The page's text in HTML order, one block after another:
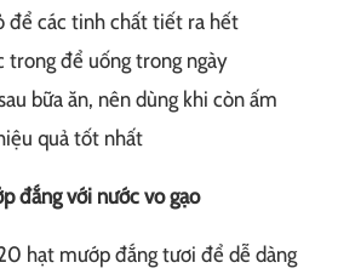
để các tinh chất tiết ra hết
trong để uống trong ngày
bữa ăn, nên dùng khi còn ấm
quả tốt nhất
đắng với nước vo gạo
hạt mướp đắng tươi để dễ dàng